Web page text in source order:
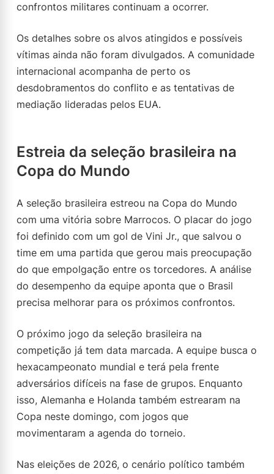
confrontos militares continuam a ocorrer.
Os detalhes sobre os alvos atingidos e possíveis
vítimas ainda não foram divulgados. A comunidade
internacional acompanha de perto os
desdobramentos do conflito e as tentativas de
mediação lideradas pelos EUA.
Estreia da seleção brasileira na
Copa do Mundo
A seleção brasileira estreou na Copa do Mundo
com uma vitória sobre Marrocos. O placar do jogo
foi definido com um gol de Vini Jr., que salvou o
time em uma partida que gerou mais preocupação
do que empolgação entre os torcedores. A análise
do desempenho da equipe aponta que o Brasil
precisa melhorar para os próximos confrontos.
O próximo jogo da seleção brasileira na
competição já tem data marcada. A equipe busca o
hexacampeonato mundial e terá pela frente
adversários difíceis na fase de grupos. Enquanto
isso, Alemanha e Holanda também estrearam na
Copa neste domingo, com jogos que
movimentaram a agenda do torneio.
Nas eleições de 2026, o cenário político também